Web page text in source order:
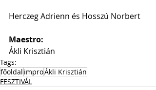
Herczeg Adrienn és Hosszú Norbert
Maestro:
Ákli Krisztián
Tags:
főoldal improÁkli Krisztián
FESZTIVÁL